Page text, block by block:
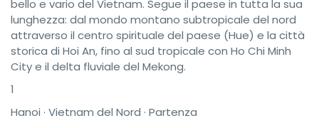
bello e vario del Vietnam. Segue il paese in tutta la sua
lunghezza: dal mondo montano subtropicale del nord
attraverso il centro spirituale del paese (Hue) e la città
storica di Hoi An, fino al sud tropicale con Ho Chi Minh
City e il delta fluviale del Mekong.
1
Hanoi · Vietnam del Nord · Partenza